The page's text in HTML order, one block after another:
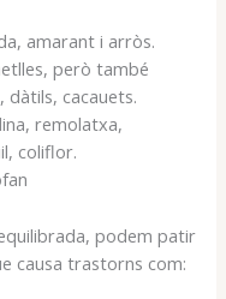
amarant i arròs.
però també
dàtils, cacauets.
remolatxa,
coliflor.
podem patir
causa trastorns com: